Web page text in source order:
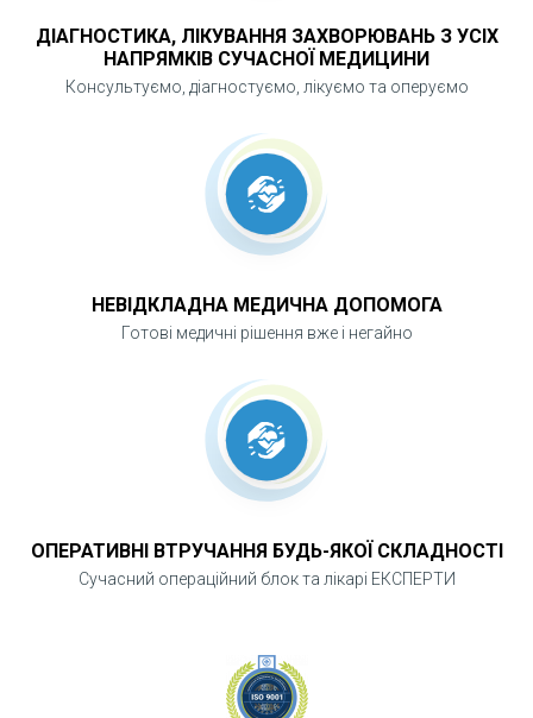
сучасне рішення для жінок, які цінують свій
час і доступ до професійної медицини.
ДІАГНОСТИКА, ЛІКУВАННЯ ЗАХВОРЮВАНЬ З УСІХ
НАПРЯМКІВ СУЧАСНОЇ МЕДИЦИНИ
Консультуємо, діагностуємо, лікуємо та оперуємо
НЕВІДКЛАДНА МЕДИЧНА ДОПОМОГА
Готові медичні рішення вже і негайно
ОПЕРАТИВНІ ВТРУЧАННЯ БУДЬ-ЯКОЇ СКЛАДНОСТІ
Сучасний операційний блок та лікарі ЕКСПЕРТИ